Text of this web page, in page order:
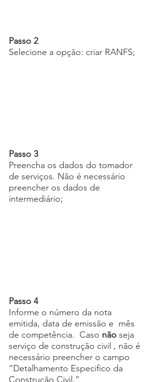
Passo 2
Selecione a opção: criar RANFS;
Passo 3
Preencha os dados do tomador
de serviços. Não é necessário
preencher os dados de
intermediário;
Passo 4
Informe o número da nota
emitida, data de emissão e  mês
de competência.  Caso não seja
serviço de construção civil , não é
necessário preencher o campo
“Detalhamento Especifico da
Construção Civil.”